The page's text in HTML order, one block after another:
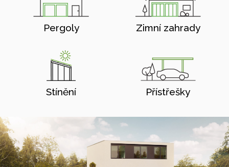
Pergoly Zimní zahrady
Stínění Přístřešky